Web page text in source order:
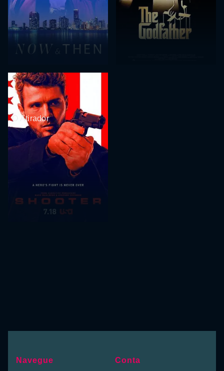
O Atirador
Navegue Conta